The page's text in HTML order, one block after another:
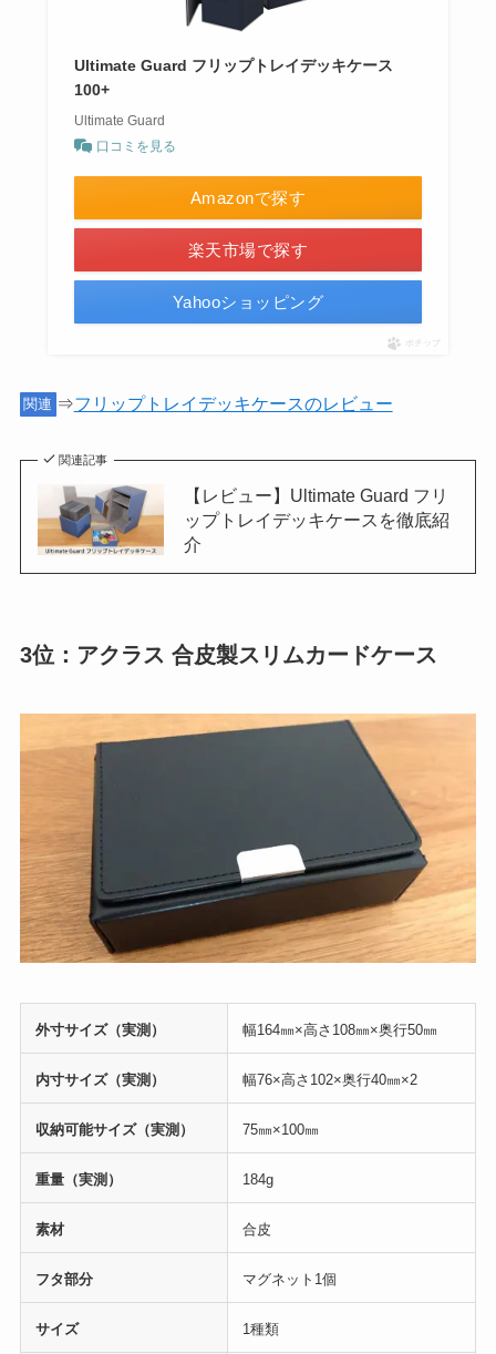
Ultimate Guard フリップトレイデッキケース
100+
Ultimate Guard
口コミを見る
Amazonで探す
楽天市場で探す
Yahooショッピング
ポチップ
関連 ⇒フリップトレイデッキケースのレビュー
関連記事
【レビュー】Ultimate Guard フリ
ップトレイデッキケースを徹底紹
介
3位：アクラス 合皮製スリムカードケース
外寸サイズ（実測） 幅164㎜×高さ108㎜×奥行50㎜
内寸サイズ（実測） 幅76×高さ102×奥行40㎜×2
収納可能サイズ（実測） 75㎜×100㎜
重量（実測） 184g
素材 合皮
フタ部分 マグネット1個
サイズ 1種類